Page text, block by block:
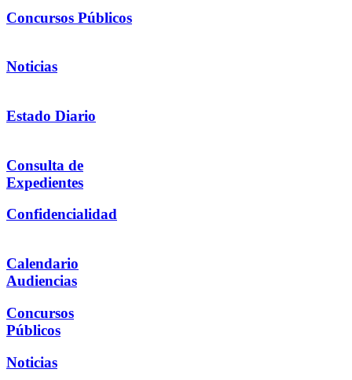
Concursos Públicos
Noticias
Estado Diario
Consulta de
Expedientes
Confidencialidad
Calendario
Audiencias
Concursos
Públicos
Noticias